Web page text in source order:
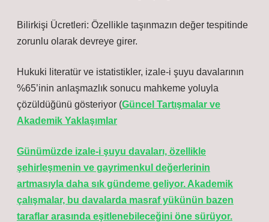
Bilirkişi Ücretleri: Özellikle taşınmazın değer tespitinde
zorunlu olarak devreye girer.
Hukuki literatür ve istatistikler, izale-i şuyu davalarının
%65’inin anlaşmazlık sonucu mahkeme yoluyla
çözüldüğünü gösteriyor (Güncel Tartışmalar ve
Akademik Yaklaşımlar
Günümüzde izale-i şuyu davaları, özellikle
şehirleşmenin ve gayrimenkul değerlerinin
artmasıyla daha sık gündeme geliyor. Akademik
çalışmalar, bu davalarda masraf yükünün bazen
taraflar arasında eşitlenebileceğini öne sürüyor.